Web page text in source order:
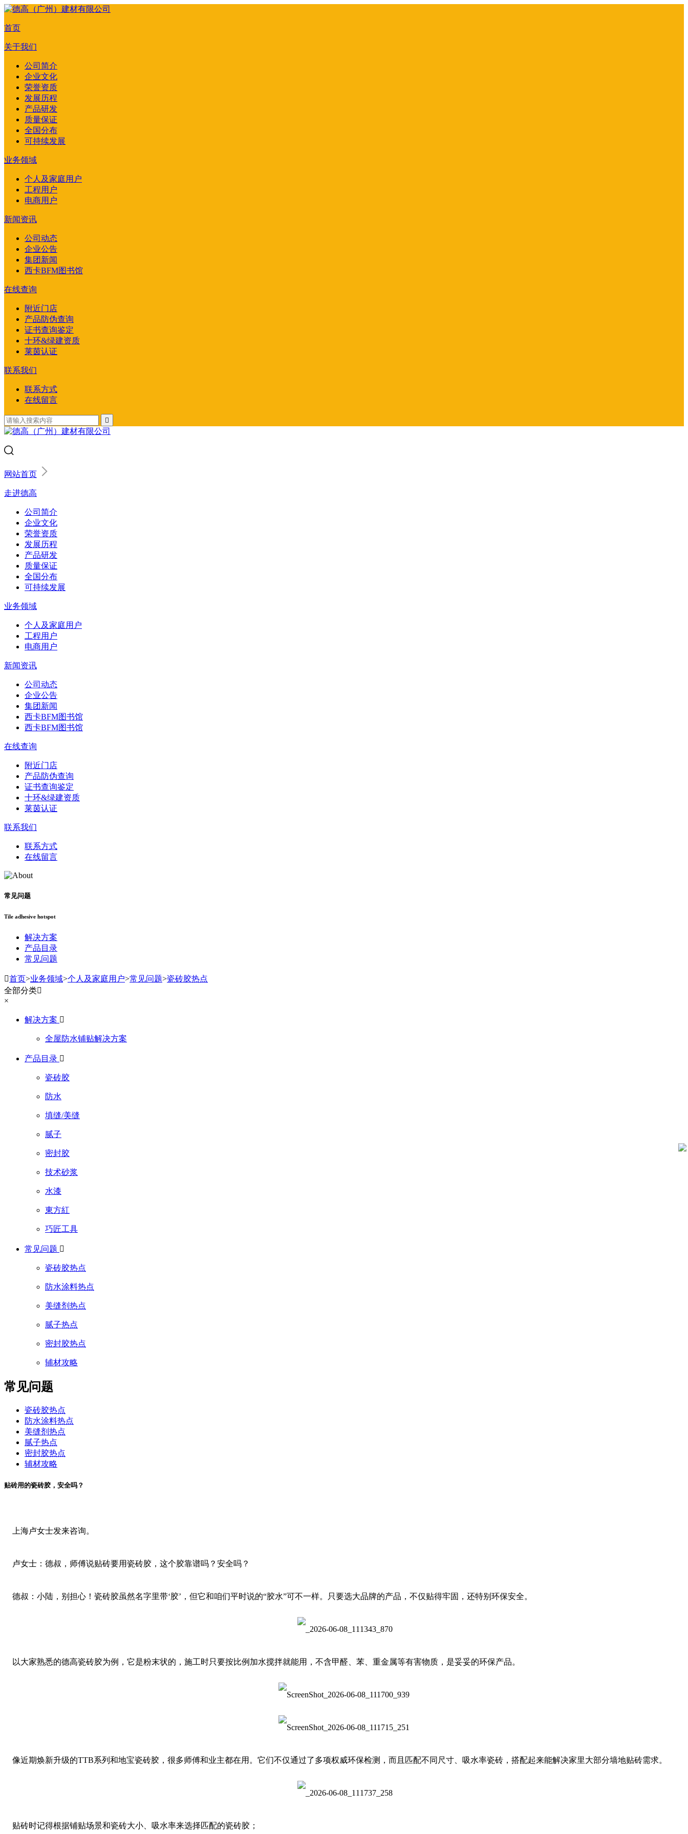
首页
关于我们
公司简介
企业文化
荣誉资质
发展历程
产品研发
质量保证
全国分布
可持续发展
业务领域
个人及家庭用户
工程用户
电商用户
新闻资讯
公司动态
企业公告
集团新闻
西卡BFM图书馆
在线查询
附近门店
产品防伪查询
证书查询鉴定
十环&绿建资质
莱茵认证
联系我们
联系方式
在线留言

网站首页
走进德高
公司简介
企业文化
荣誉资质
发展历程
产品研发
质量保证
全国分布
可持续发展
业务领域
个人及家庭用户
工程用户
电商用户
新闻资讯
公司动态
企业公告
集团新闻
西卡BFM图书馆
西卡BFM图书馆
在线查询
附近门店
产品防伪查询
证书查询鉴定
十环&绿建资质
莱茵认证
联系我们
联系方式
在线留言
常见问题
Tile adhesive hotspot
解决方案
产品目录
常见问题
首页>业务领域>个人及家庭用户>常见问题>瓷砖胶热点
全部分类
×
解决方案 
全屋防水铺贴解决方案
产品目录 
瓷砖胶
防水
填缝/美缝
腻子
密封胶
技术砂浆
水漆
東方紅
巧匠工具
常见问题 
瓷砖胶热点
防水涂料热点
美缝剂热点
腻子热点
密封胶热点
辅材攻略
常见问题
瓷砖胶热点
防水涂料热点
美缝剂热点
腻子热点
密封胶热点
辅材攻略
贴砖用的瓷砖胶，安全吗？
上海卢女士发来咨询。
卢女士：德叔，师傅说贴砖要用瓷砖胶，这个胶靠谱吗？安全吗？
德叔：小陆，别担心！瓷砖胶虽然名字里带‘胶’，但它和咱们平时说的“胶水”可不一样。只要选大品牌的产品，不仅贴得牢固，还特别环保安全。
以大家熟悉的德高瓷砖胶为例，它是粉末状的，施工时只要按比例加水搅拌就能用，不含甲醛、苯、重金属等有害物质，是妥妥的环保产品。
像近期焕新升级的TTB系列和地宝瓷砖胶，很多师傅和业主都在用。它们不仅通过了多项权威环保检测，而且匹配不同尺寸、吸水率瓷砖，搭配起来能解决家里大部分墙地贴砖需求。
贴砖时记得根据铺贴场景和瓷砖大小、吸水率来选择匹配的瓷砖胶；